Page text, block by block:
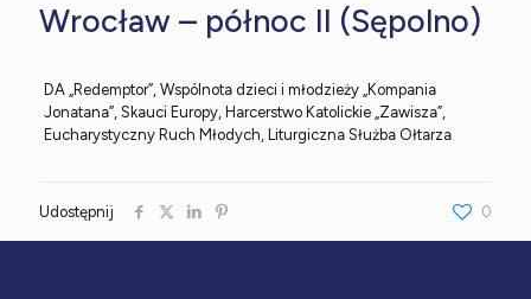
Wrocław – północ II (Sępolno)
DA „Redemptor”, Wspólnota dzieci i młodzieży „Kompania
Jonatana”, Skauci Europy, Harcerstwo Katolickie „Zawisza”,
Eucharystyczny Ruch Młodych, Liturgiczna Służba Ołtarza
Udostępnij 0